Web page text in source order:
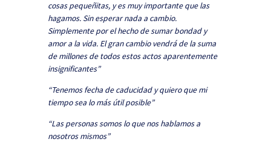
cosas pequeñitas, y es muy importante que las
hagamos. Sin esperar nada a cambio.
Simplemente por el hecho de sumar bondad y
amor a la vida. El gran cambio vendrá de la suma
de millones de todos estos actos aparentemente
insignificantes”
“Tenemos fecha de caducidad y quiero que mi
tiempo sea lo más útil posible”
“Las personas somos lo que nos hablamos a
nosotros mismos”